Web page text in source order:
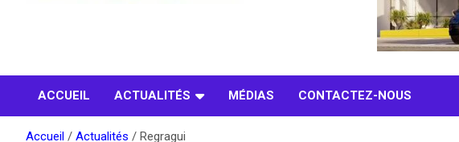
ACCUEIL ACTUALITÉS MÉDIAS CONTACTEZ-NOUS
Accueil Actualités Regragui